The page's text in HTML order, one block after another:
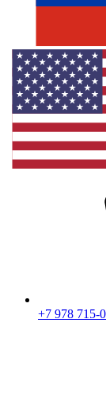
+7 978 715-